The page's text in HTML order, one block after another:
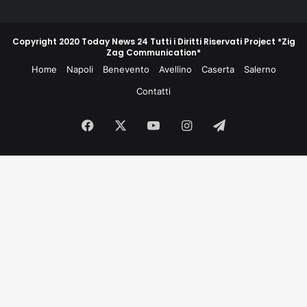
Copyright 2020 Today News 24 Tutti i Diritti Riservati Project *Zig
Zag Communication*
Home Napoli Benevento Avellino Caserta
Salerno
Contatti
Facebook
Tube
Instagram